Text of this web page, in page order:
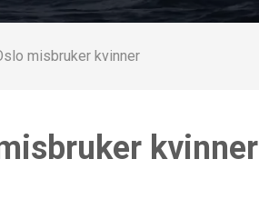
misbruker kvinner
kvinner